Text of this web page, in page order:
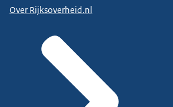
Over Rijksoverheid.nl